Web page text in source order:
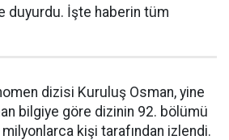
duyurdu. İşte haberin tüm
dizisi Kuruluş Osman, yine
bilgiye göre dizinin 92. bölümü
kişi tarafından izlendi.